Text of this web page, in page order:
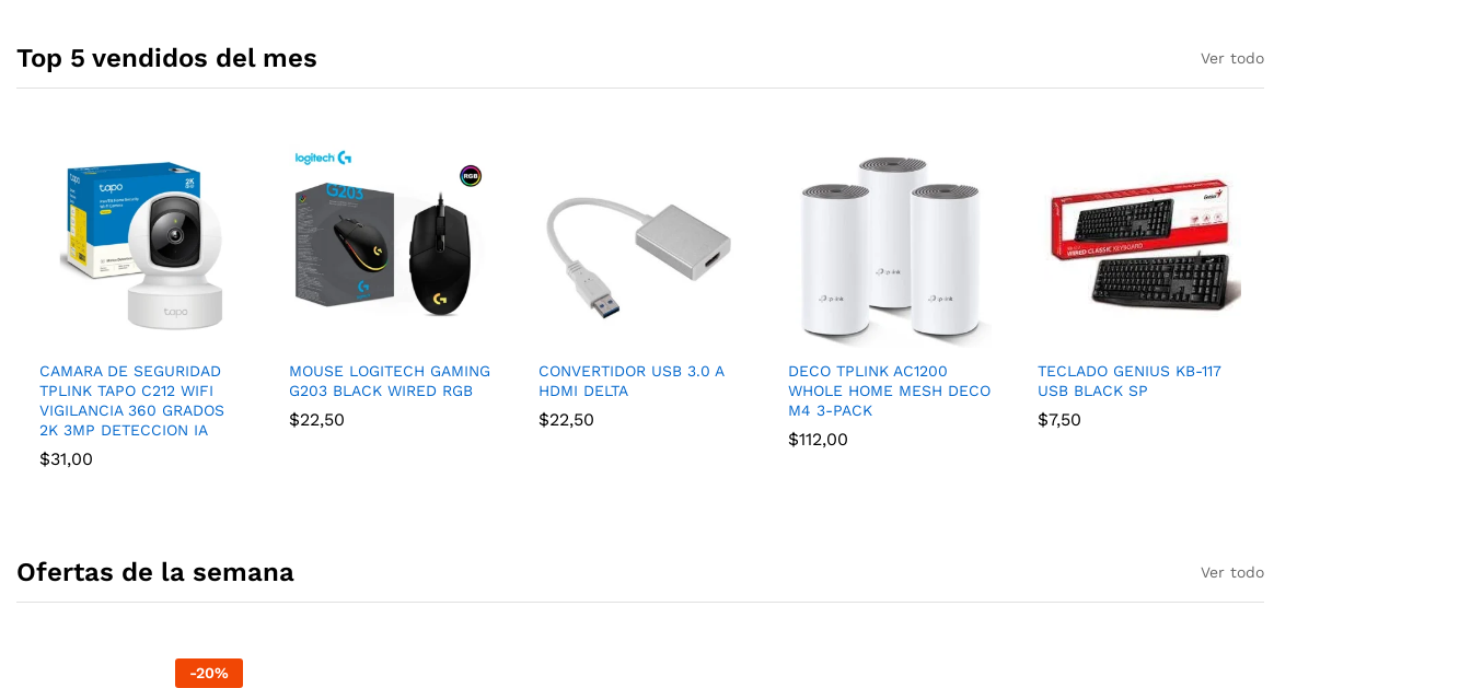
Top 5 vendidos del mes Ver todo
CAMARA DE SEGURIDAD
TPLINK TAPO C212 WIFI
VIGILANCIA 360 GRADOS
2K 3MP DETECCION IA
$31,00
MOUSE LOGITECH GAMING
G203 BLACK WIRED RGB
$22,50
CONVERTIDOR USB 3.0 A
HDMI DELTA
$22,50
DECO TPLINK AC1200
WHOLE HOME MESH DECO
M4 3-PACK
$112,00
TECLADO GENIUS KB-117
USB BLACK SP
$7,50
Ofertas de la semana Ver todo
-20%